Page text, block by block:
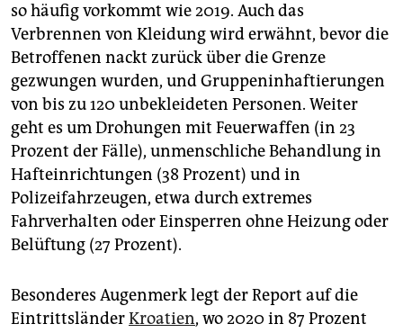
so häufig vorkommt wie 2019. Auch das
Verbrennen von Kleidung wird erwähnt, bevor die
Betroffenen nackt zurück über die Grenze
gezwungen wurden, und Gruppeninhaftierungen
von bis zu 120 unbekleideten Personen. Weiter
geht es um Drohungen mit Feuerwaffen (in 23
Prozent der Fälle), unmenschliche Behandlung in
Hafteinrichtungen (38 Prozent) und in
Polizeifahrzeugen, etwa durch extremes
Fahrverhalten oder Einsperren ohne Heizung oder
Belüftung (27 Prozent).
Besonderes Augenmerk legt der Report auf die
EintrittsländerKroatien, wo 2020 in 87 Prozent